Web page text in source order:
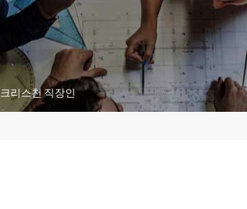
크리스천 직장인